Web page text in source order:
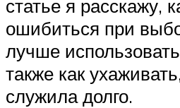
статье я расскажу,
ошибиться при
лучше
также как
служила долго.